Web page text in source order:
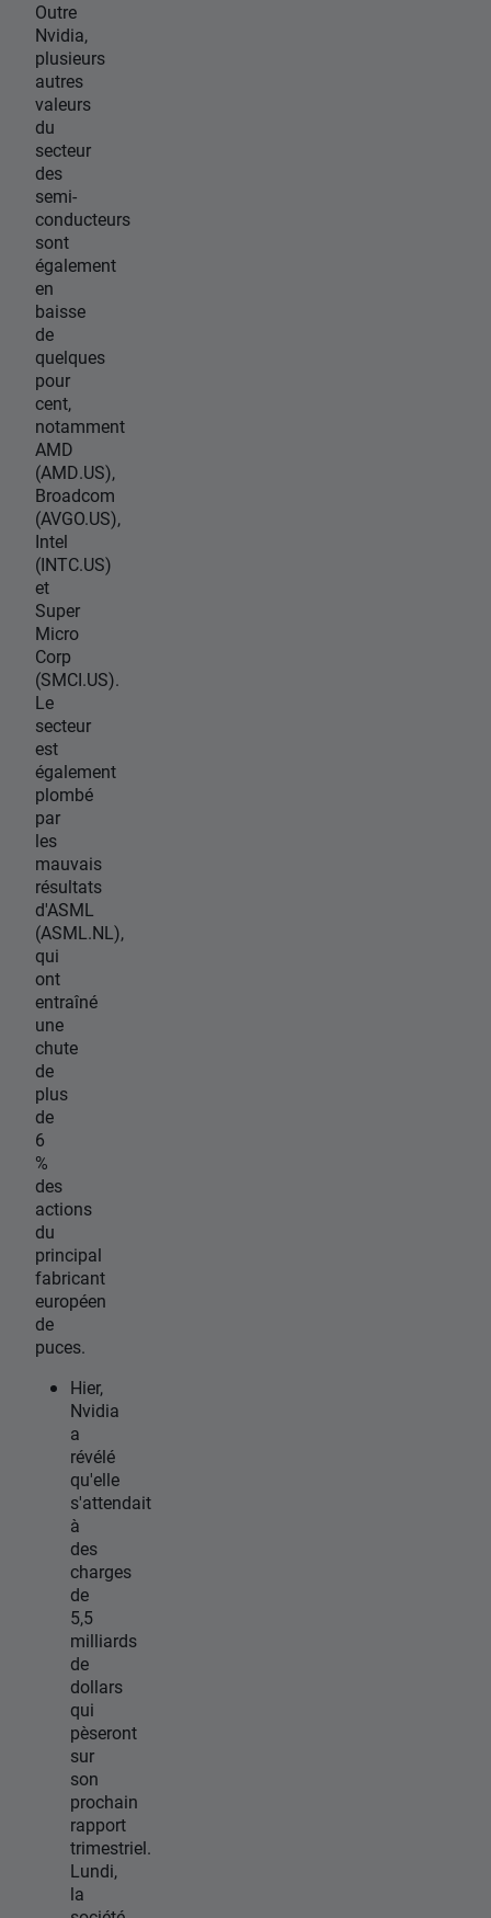
Outre
Nvidia,
plusieurs
autres
valeurs
du
secteur
des
semi-
conducteurs
sont
également
en
baisse
de
quelques
pour
cent,
notamment
AMD
(AMD.US),
Broadcom
(AVGO.US),
Intel
(INTC.US)
et
Super
Micro
Corp
(SMCI.US).
Le
secteur
est
également
plombé
par
les
mauvais
résultats
d'ASML
(ASML.NL),
qui
ont
entraîné
une
chute
de
plus
de
6
%
des
actions
du
principal
fabricant
européen
de
puces.
Hier,
Nvidia
a
révélé
qu'elle
s'attendait
à
des
charges
de
5,5
milliards
de
dollars
qui
pèseront
sur
son
prochain
rapport
trimestriel.
Lundi,
la